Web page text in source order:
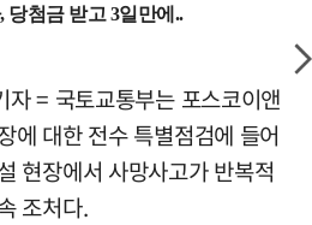
= 국토교통부는 포스코이앤
에 대한 전수 특별점검에 들어
현장에서 사망사고가 반복적
조처다.